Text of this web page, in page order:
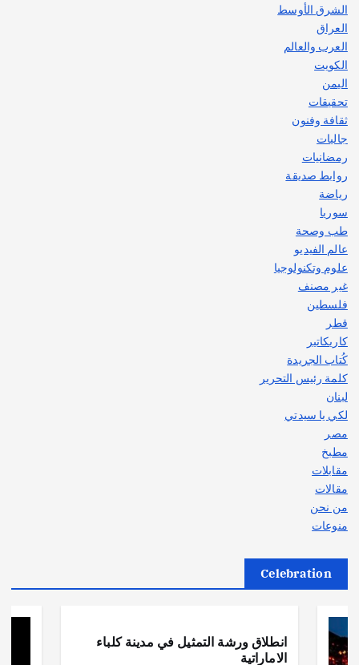
الشرق الأوسط
العراق
العرب والعالم
الكويت
اليمن
تحقيقات
ثقافة وفنون
جاليات
رمضانيات
روابط صديقة
رياضة
سوريا
طب وصحة
عالم الفيديو
علوم وتكنولوجيا
غير مصنف
فلسطين
قطر
كاريكاتير
كُتاب الجريدة
كلمة رئيس التحرير
لبنان
لكي يا سيدتي
مصر
مطبخ
مقابلات
مقالات
من نحن
منوعات
Celebration
انطلاق ورشة التمثيل في مدينة كلباء
الاماراتية